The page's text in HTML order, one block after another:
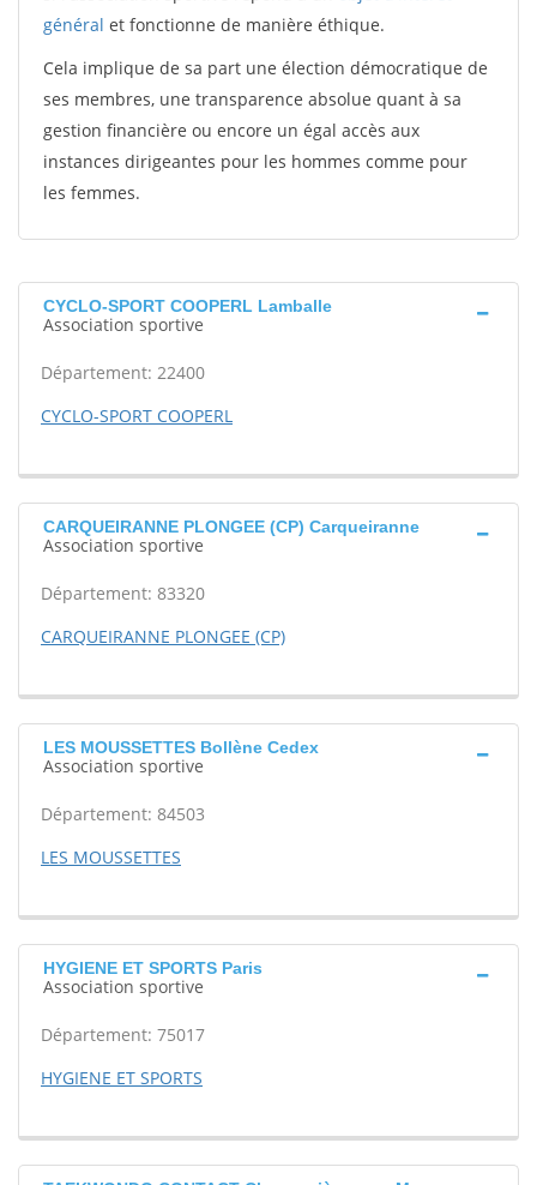
général et fonctionne de manière éthique.
Cela implique de sa part une élection démocratique de
ses membres, une transparence absolue quant à sa
gestion financière ou encore un égal accès aux
instances dirigeantes pour les hommes comme pour
les femmes.
CYCLO-SPORT COOPERL Lamballe
Association sportive
Département: 22400
CYCLO-SPORT COOPERL
CARQUEIRANNE PLONGEE (CP) Carqueiranne
Association sportive
Département: 83320
CARQUEIRANNE PLONGEE (CP)
LES MOUSSETTES Bollène Cedex
Association sportive
Département: 84503
LES MOUSSETTES
HYGIENE ET SPORTS Paris
Association sportive
Département: 75017
HYGIENE ET SPORTS